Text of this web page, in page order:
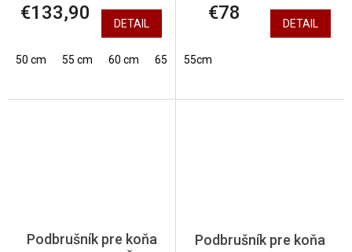
€133,90 DETAIL
50 cm 55 cm 60 cm 65 cm 70 cm
€78 DETAIL
55cm
Podbrušník pre koňa
Podbrušník pre koňa